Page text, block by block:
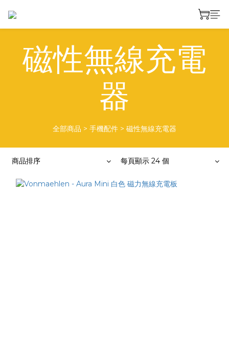
磁性無線充電
器
全部商品 > 手機配件 > 磁性無線充電器
商品排序 每頁顯示 24 個